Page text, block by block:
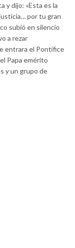
y dijo: «Esta es la
por tu gran
subió en silencio
a rezar
entrara el Pontífice
Papa emérito
y un grupo de